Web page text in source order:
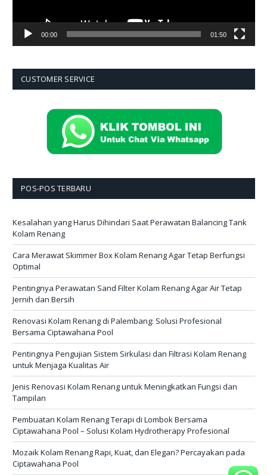
00:00 01:50
CUSTOMER SERVICE
POS-POS TERBARU
Kesalahan yang Harus Dihindari Saat Perawatan Balancing Tank
Kolam Renang
Cara Merawat Skimmer Box Kolam Renang Agar Tetap Berfungsi
Optimal
Pentingnya Perawatan Sand Filter Kolam Renang Agar Air Tetap
Jernih dan Bersih
Renovasi Kolam Renang di Palembang: Solusi Profesional
Bersama Ciptawahana Pool
Pentingnya Pengujian Sistem Sirkulasi dan Filtrasi Kolam Renang
untuk Menjaga Kualitas Air
Jenis Renovasi Kolam Renang untuk Meningkatkan Fungsi dan
Tampilan
Pembuatan Kolam Renang Terapi di Lombok Bersama
Ciptawahana Pool – Solusi Kolam Hydrotherapy Profesional
Mozaik Kolam Renang Rapi, Kuat, dan Elegan? Percayakan pada
Ciptawahana Pool